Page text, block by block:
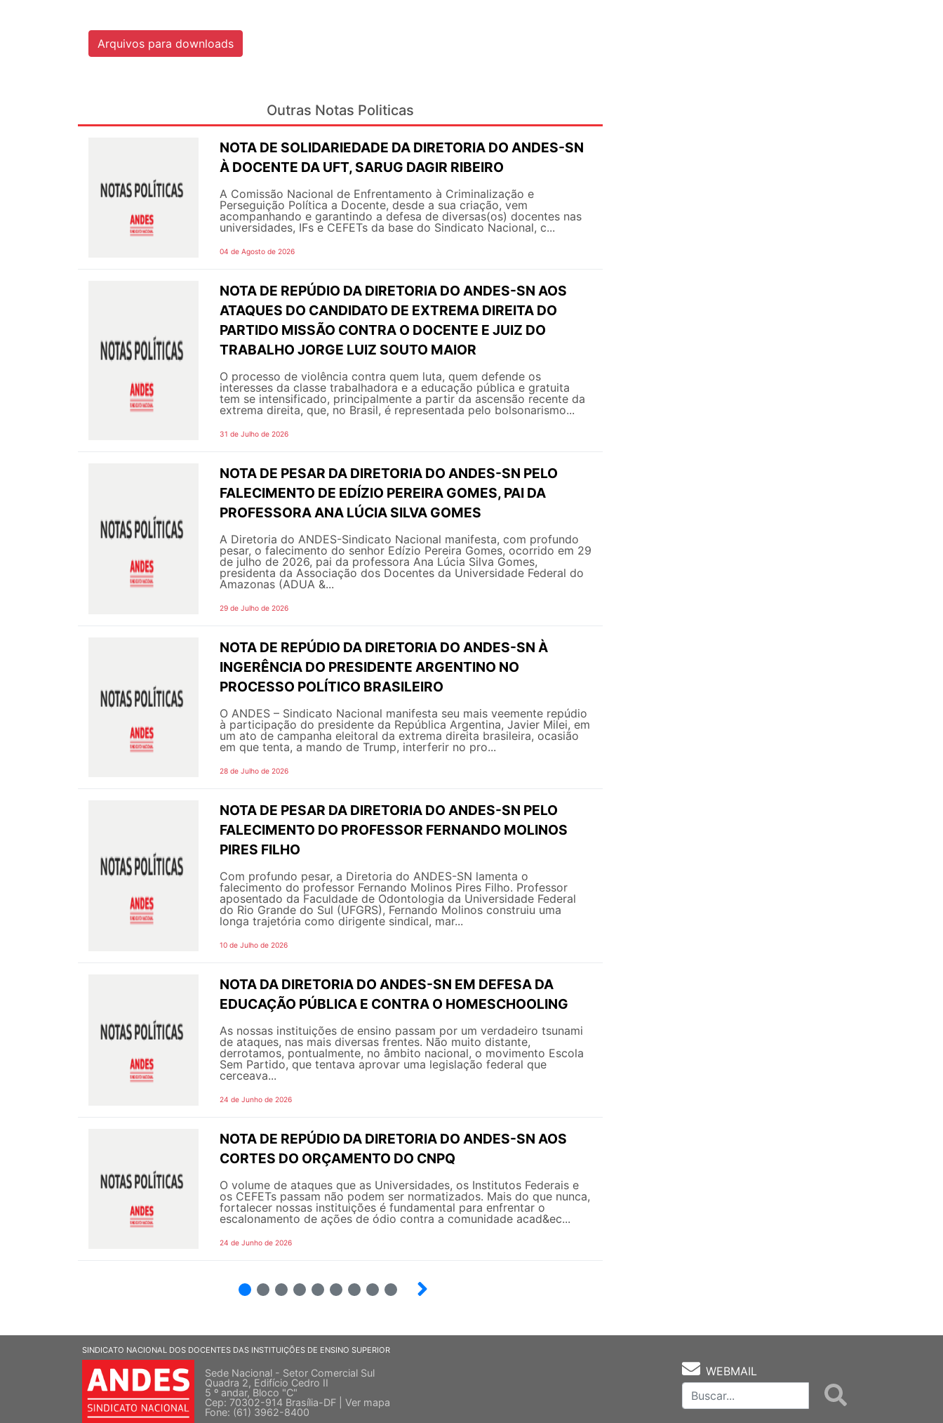
Arquivos para downloads
Outras Notas Politicas
NOTA DE SOLIDARIEDADE DA DIRETORIA DO ANDES-SN
À DOCENTE DA UFT, SARUG DAGIR RIBEIRO
A Comissão Nacional de Enfrentamento à Criminalização e
Perseguição Política a Docente, desde a sua criação, vem
acompanhando e garantindo a defesa de diversas(os) docentes nas
universidades, IFs e CEFETs da base do Sindicato Nacional, c...
04 de Agosto de 2026
NOTA DE REPÚDIO DA DIRETORIA DO ANDES-SN AOS
ATAQUES DO CANDIDATO DE EXTREMA DIREITA DO
PARTIDO MISSÃO CONTRA O DOCENTE E JUIZ DO
TRABALHO JORGE LUIZ SOUTO MAIOR
O processo de violência contra quem luta, quem defende os
interesses da classe trabalhadora e a educação pública e gratuita
tem se intensificado, principalmente a partir da ascensão recente da
extrema direita, que, no Brasil, é representada pelo bolsonarismo...
31 de Julho de 2026
NOTA DE PESAR DA DIRETORIA DO ANDES-SN PELO
FALECIMENTO DE EDÍZIO PEREIRA GOMES, PAI DA
PROFESSORA ANA LÚCIA SILVA GOMES
A Diretoria do ANDES-Sindicato Nacional manifesta, com profundo
pesar, o falecimento do senhor Edízio Pereira Gomes, ocorrido em 29
de julho de 2026, pai da professora Ana Lúcia Silva Gomes,
presidenta da Associação dos Docentes da Universidade Federal do
Amazonas (ADUA &...
29 de Julho de 2026
NOTA DE REPÚDIO DA DIRETORIA DO ANDES-SN À
INGERÊNCIA DO PRESIDENTE ARGENTINO NO
PROCESSO POLÍTICO BRASILEIRO
O ANDES – Sindicato Nacional manifesta seu mais veemente repúdio
à participação do presidente da República Argentina, Javier Milei, em
um ato de campanha eleitoral da extrema direita brasileira, ocasião
em que tenta, a mando de Trump, interferir no pro...
28 de Julho de 2026
NOTA DE PESAR DA DIRETORIA DO ANDES-SN PELO
FALECIMENTO DO PROFESSOR FERNANDO MOLINOS
PIRES FILHO
Com profundo pesar, a Diretoria do ANDES-SN lamenta o
falecimento do professor Fernando Molinos Pires Filho. Professor
aposentado da Faculdade de Odontologia da Universidade Federal
do Rio Grande do Sul (UFGRS), Fernando Molinos construiu uma
longa trajetória como dirigente sindical, mar...
10 de Julho de 2026
NOTA DA DIRETORIA DO ANDES-SN EM DEFESA DA
EDUCAÇÃO PÚBLICA E CONTRA O HOMESCHOOLING
As nossas instituições de ensino passam por um verdadeiro tsunami
de ataques, nas mais diversas frentes. Não muito distante,
derrotamos, pontualmente, no âmbito nacional, o movimento Escola
Sem Partido, que tentava aprovar uma legislação federal que
cerceava...
24 de Junho de 2026
NOTA DE REPÚDIO DA DIRETORIA DO ANDES-SN AOS
CORTES DO ORÇAMENTO DO CNPQ
O volume de ataques que as Universidades, os Institutos Federais e
os CEFETs passam não podem ser normatizados. Mais do que nunca,
fortalecer nossas instituições é fundamental para enfrentar o
escalonamento de ações de ódio contra a comunidade acad&ec...
24 de Junho de 2026
SINDICATO NACIONAL DOS DOCENTES DAS INSTITUIÇÕES DE ENSINO SUPERIOR
Sede Nacional - Setor Comercial Sul
Quadra 2, Edifício Cedro II
5 º andar, Bloco "C"
Cep: 70302-914 Brasília-DF | Ver mapa
Fone: (61) 3962-8400
WEBMAIL